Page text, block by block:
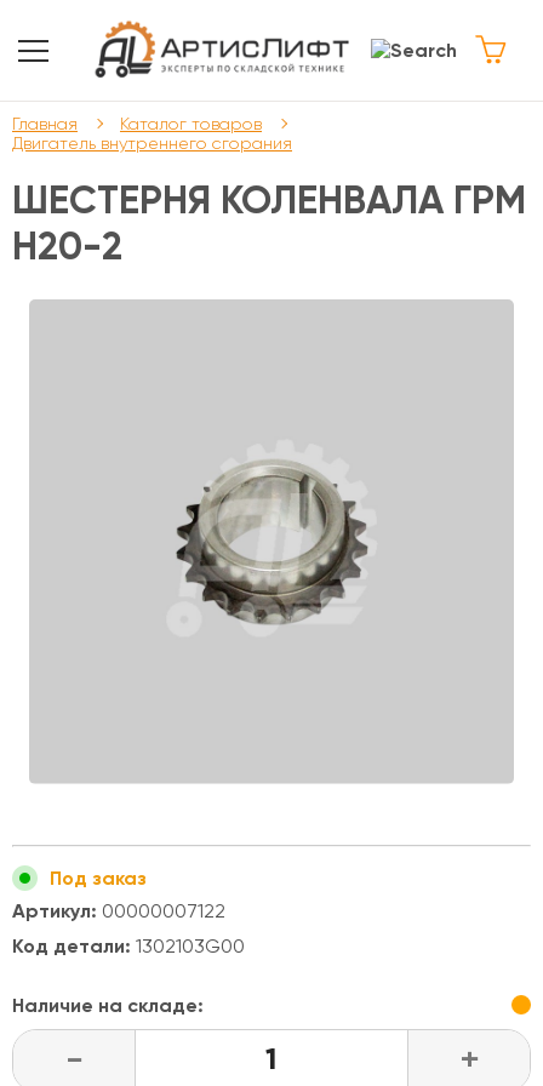
Главная
Каталог товаров
Двигатель внутреннего сгорания
ШЕСТЕРНЯ КОЛЕНВАЛА ГРМ
H20-2
Под заказ
Артикул: 00000007122
Код детали: 1302103G00
Наличие на складе:
- +